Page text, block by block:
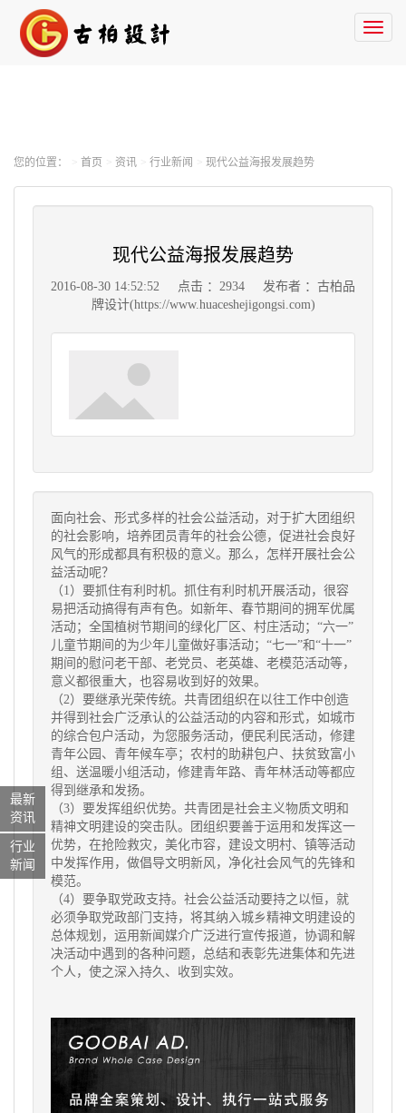
您的位置： 首页 资讯 行业新闻 现代公益海报发展趋势
现代公益海报发展趋势
2016-08-30 14:52:52 点击 ：2934
发布者 ：古柏品
牌设计(https://www.huaceshejigongsi.com)
面向社会、形式多样的社会公益活动，对于扩大团组织
的社会影响，培养团员青年的社会公德，促进社会良好
风气的形成都具有积极的意义。那么，怎样开展社会公
益活动呢？
（1）要抓住有利时机。抓住有利时机开展活动，很容
易把活动搞得有声有色。如新年、春节期间的拥军优属
活动；全国植树节期间的绿化厂区、村庄活动；“六一”
儿童节期间的为少年儿童做好事活动；“七一”和“十一”
期间的慰问老干部、老党员、老英雄、老模范活动等，
意义都很重大，也容易收到好的效果。
（2）要继承光荣传统。共青团组织在以往工作中创造
并得到社会广泛承认的公益活动的内容和形式，如城市
的综合包户活动，为您服务活动，便民利民活动，修建
青年公园、青年候车亭；农村的助耕包户、扶贫致富小
组、送温暖小组活动，修建青年路、青年林活动等都应
得到继承和发扬。
（3）要发挥组织优势。共青团是社会主义物质文明和
精神文明建设的突击队。团组织要善于运用和发挥这一
优势，在抢险救灾，美化市容，建设文明村、镇等活动
中发挥作用，做倡导文明新风，净化社会风气的先锋和
模范。
（4）要争取党政支持。社会公益活动要持之以恒，就
必须争取党政部门支持，将其纳入城乡精神文明建设的
总体规划，运用新闻媒介广泛进行宣传报道，协调和解
决活动中遇到的各种问题，总结和表彰先进集体和先进
个人，使之深入持久、收到实效。
最新
资讯
行业
新闻